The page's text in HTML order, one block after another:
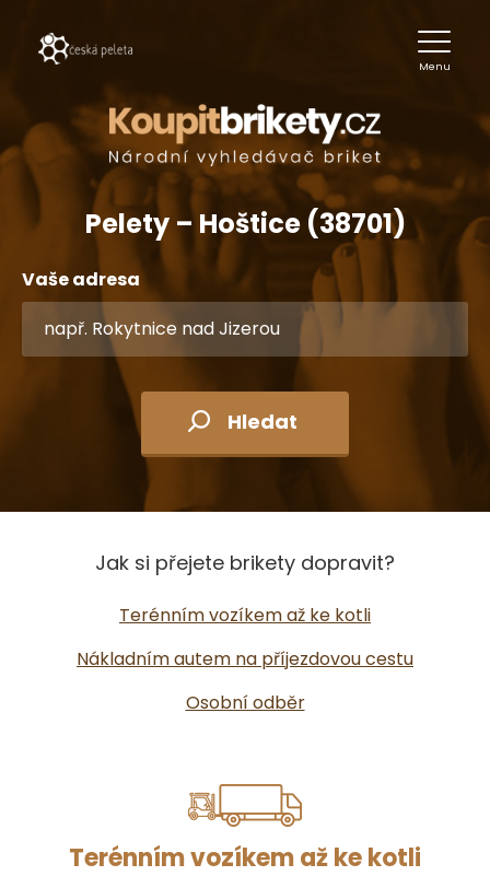
Menu
Pelety – Hoštice (38701)
Vaše adresa
Hledat
Jak si přejete brikety dopravit?
Terénním vozíkem až ke kotli
Nákladním autem na příjezdovou cestu
Osobní odběr
Terénním vozíkem až ke kotli